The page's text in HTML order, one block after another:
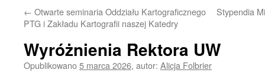
← Otwarte seminaria Oddziału Kartograficznego
PTG i Zakładu Kartografii naszej Katedry
Stypendia
Wyróżnienia Rektora UW
Opublikowano5 marca 2026, autor: Alicja Folbrier